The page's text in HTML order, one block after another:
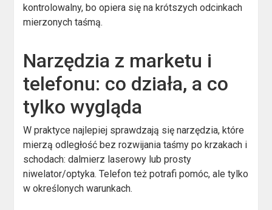
kontrolowalny, bo opiera się na krótszych odcinkach
mierzonych taśmą.
Narzędzia z marketu i
telefonu: co działa, a co
tylko wygląda
W praktyce najlepiej sprawdzają się narzędzia, które
mierzą odległość bez rozwijania taśmy po krzakach i
schodach: dalmierz laserowy lub prosty
niwelator/optyka. Telefon też potrafi pomóc, ale tylko
w określonych warunkach.